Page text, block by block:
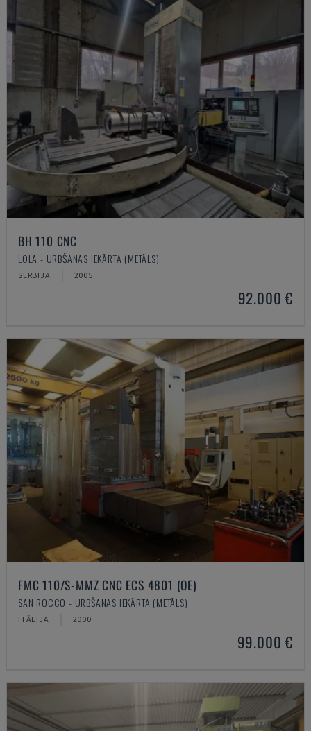
BH 110 CNC
LOLA - URBŠANAS IEKĀRTA (METĀLS)
SERBIJA 2005
92.000 €
FMC 110/S-MMZ CNC ECS 4801 (OE)
SAN ROCCO - URBŠANAS IEKĀRTA (METĀLS)
ITĀLIJA 2000
99.000 €